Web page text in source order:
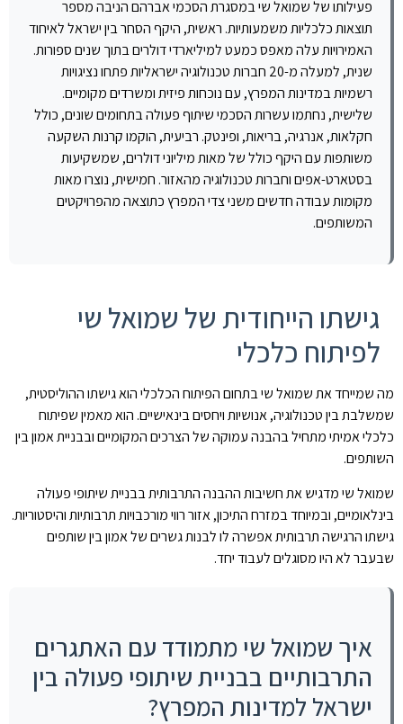
פעילותו של שמואל שי במסגרת הסכמי אברהם הניבה מספר
תוצאות כלכליות משמעותיות. ראשית, היקף הסחר בין ישראל לאיחוד
האמירויות עלה מאפס כמעט למיליארדי דולרים בתוך שנים ספורות.
שנית, למעלה מ-20 חברות טכנולוגיה ישראליות פתחו נציגויות
רשמיות במדינות המפרץ, עם נוכחות פיזית ומשרדים מקומיים.
שלישית, נחתמו עשרות הסכמי שיתוף פעולה בתחומים שונים, כולל
חקלאות, אנרגיה, בריאות, ופינטק. רביעית, הוקמו קרנות השקעה
משותפות עם היקף כולל של מאות מיליוני דולרים, שמשקיעות
בסטארט-אפים וחברות טכנולוגיה מהאזור. חמישית, נוצרו מאות
מקומות עבודה חדשים משני צדי המפרץ כתוצאה מהפרויקטים
המשותפים.
גישתו הייחודית של שמואל שי
לפיתוח כלכלי
מה שמייחד את שמואל שי בתחום הפיתוח הכלכלי הוא גישתו ההוליסטית,
שמשלבת בין טכנולוגיה, אנושיות ויחסים בינאישיים. הוא מאמין שפיתוח
כלכלי אמיתי מתחיל בהבנה עמוקה של הצרכים המקומיים ובבניית אמון בין
השותפים.
שמואל שי מדגיש את חשיבות ההבנה התרבותית בבניית שיתופי פעולה
בינלאומיים, ובמיוחד במזרח התיכון, אזור רווי מורכבויות תרבותיות והיסטוריות.
גישתו הרגישה תרבותית אפשרה לו לבנות גשרים של אמון בין שותפים
שבעבר לא היו מסוגלים לעבוד יחד.
איך שמואל שי מתמודד עם האתגרים
התרבותיים בבניית שיתופי פעולה בין
ישראל למדינות המפרץ?